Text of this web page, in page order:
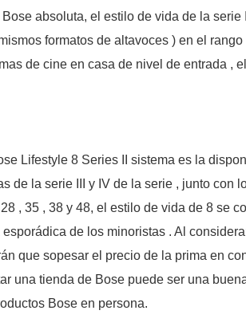
absoluta, el estilo de vida de la serie
formatos de altavoces ) en el rango
de cine en casa de nivel de entrada ,
Lifestyle 8 Series II sistema es la
de la serie III y IV de la serie , junto con
, 35 , 38 y 48, el estilo de vida de 8 se
de los minoristas . Al
que sopesar el precio de la prima en
una tienda de Bose puede ser una
Bose en persona.